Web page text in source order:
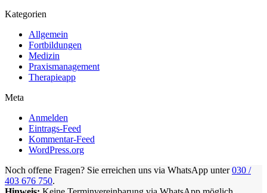
Kategorien
Allgemein
Fortbildungen
Medizin
Praxismanagement
Therapieapp
Meta
Anmelden
Eintrags-Feed
Kommentar-Feed
WordPress.org
Noch offene Fragen? Sie erreichen uns via WhatsApp unter030 /
403 676 750.